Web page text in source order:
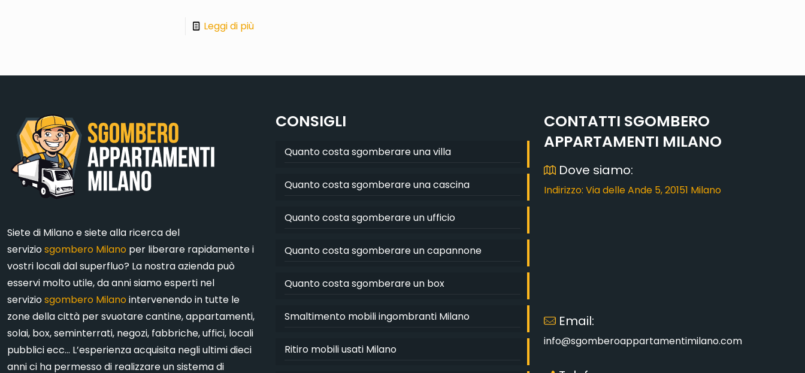
Leggi di più
Siete di Milano e siete alla ricerca del
serviziosgombero Milano per liberare rapidamente i
vostri locali dal superfluo? La nostra azienda può
esservi molto utile, da anni siamo esperti nel
serviziosgombero Milanointervenendo in tutte le
zone della città per svuotare cantine, appartamenti,
solai, box, seminterrati, negozi, fabbriche, uffici, locali
pubblici ecc… L’esperienza acquisita negli ultimi dieci
anni ci ha permesso di realizzare un sistema di
CONSIGLI
Quanto costa sgomberare una villa
Quanto costa sgomberare una cascina
Quanto costa sgomberare un ufficio
Quanto costa sgomberare un capannone
Quanto costa sgomberare un box
Smaltimento mobili ingombranti Milano
Ritiro mobili usati Milano
CONTATTI SGOMBERO
APPARTAMENTI MILANO
Dove siamo:
Indirizzo: Via delle Ande 5, 20151 Milano
Email:
info@sgomberoappartamentimilano.com